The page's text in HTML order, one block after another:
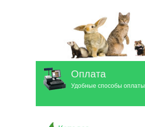
Оплата
Удобные способы оплаты